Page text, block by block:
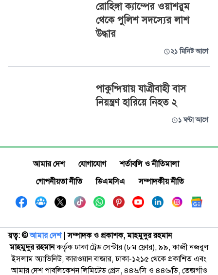
রোহিঙ্গা ক্যাম্পের ওয়াশরুম
থেকে পুলিশ সদস্যের লাশ
উদ্ধার
২১ মিনিট আগে
পাকুন্দিয়ায় যাত্রীবাহী বাস
নিয়ন্ত্রণ হারিয়ে নিহত ২
১ ঘণ্টা আগে
আমার দেশ যোগাযোগ
শর্তাবলি ও নীতিমালা
গোপনীয়তা নীতি
ডিএমসিএ সম্পাদকীয় নীতি
স্বত্ব: ©️আমার দেশ| সম্পাদক ও প্রকাশক, মাহমুদুর রহমান
মাহমুদুর রহমানকর্তৃক ঢাকা ট্রেড সেন্টার (৮ম ফ্লোর), ৯৯, কাজী নজরুল
ইসলাম অ্যাভিনিউ, কারওয়ান বাজার, ঢাকা-১২১৫ থেকে প্রকাশিত এবং
আমার দেশ পাবলিকেশন লিমিটেড প্রেস, ৪৪৬/সি ও ৪৪৬/ডি, তেজগাঁও